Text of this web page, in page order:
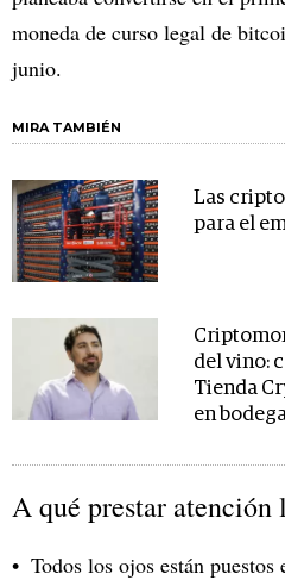
moneda de curso legal de
junio.
MIRA TAMBIÉN
Las
para el
del vino:
Tienda
en
A qué prestar atención
Todos los ojos están